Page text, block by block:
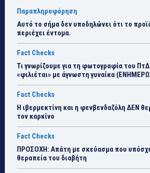
Παραπληροφόρηση
Αυτό το σήμα δεν υποδηλώνει ότι το
περιέχει έντομα.
Fact Checks
Τι γνωρίζουμε για τη φωτογραφία του
«φιλιέται» με άγνωστη γυναίκα
Fact Checks
Η ιβερμεκτίνη και η φενβενδαζόλη ΔΕΝ
τον καρκίνο
Fact Checks
ΠΡΟΣΟΧΗ: Απάτη με σκεύασμα που
θεραπεία του διαβήτη